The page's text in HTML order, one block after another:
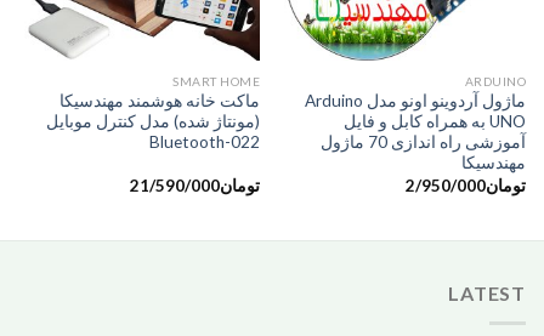
ARDUINO
ماژول آردوینو اونو مدل Arduino
UNO به همراه کابل و فایل
آموزشی راه اندازی 70 ماژول
مهندسیکا
تومان2/950/000
SMART HOME
ماکت خانه هوشمند مهندسیکا
(مونتاژ شده) مدل کنترل موبایل
Bluetooth-022
تومان21/590/000
LATEST